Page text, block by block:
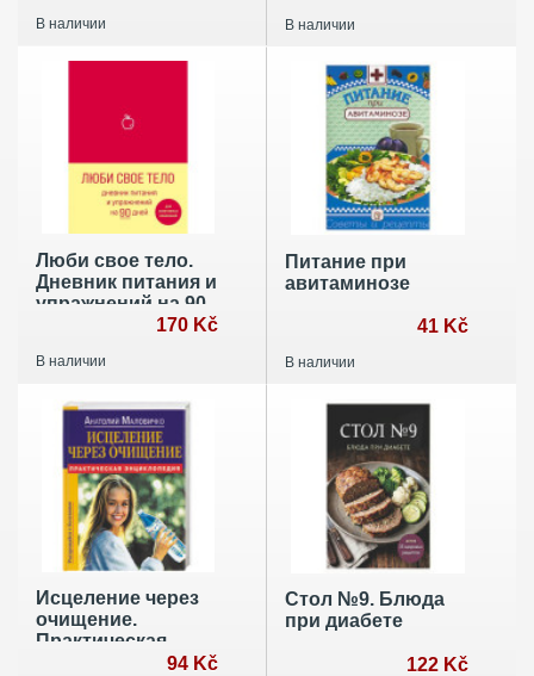
В наличии
энергии на весь
В наличии
Люби свое тело.
Дневник питания и
упражнений на 90
170 Kč
В наличии
Питание при
авитаминозе
41 Kč
В наличии
Исцеление через
очищение.
Практическая
энциклопедия94 Kč
Стол №9. Блюда
при диабете
122 Kč